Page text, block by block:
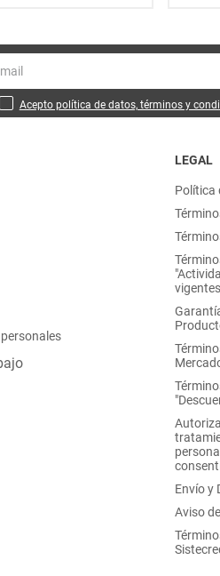
Acepto política de datos, términos y
LEGAL
Política
Envío y
Aviso